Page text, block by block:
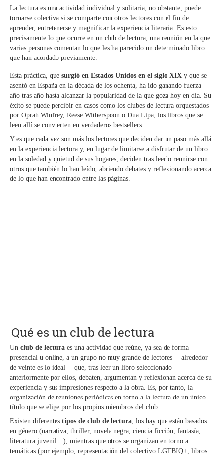
La lectura es una actividad individual y solitaria; no obstante, puede
tornarse colectiva si se comparte con otros lectores con el fin de
aprender, entretenerse y magnificar la experiencia literaria. Es esto
precisamente lo que ocurre en un club de lectura, una reunión en la que
varias personas comentan lo que les ha parecido un determinado libro
que han acordado previamente.
Esta práctica, que surgió en Estados Unidos en el siglo XIX y que se
asentó en España en la década de los ochenta, ha ido ganando fuerza
año tras año hasta alcanzar la popularidad de la que goza hoy en día. Su
éxito se puede percibir en casos como los clubes de lectura orquestados
por Oprah Winfrey, Reese Witherspoon o Dua Lipa; los libros que se
leen allí se convierten en verdaderos bestsellers.
Y es que cada vez son más los lectores que deciden dar un paso más allá
en la experiencia lectora y, en lugar de limitarse a disfrutar de un libro
en la soledad y quietud de sus hogares, deciden tras leerlo reunirse con
otros que también lo han leído, abriendo debates y reflexionando acerca
de lo que han encontrado entre las páginas.
Qué es un club de lectura
Un club de lectura es una actividad que reúne, ya sea de forma
presencial u online, a un grupo no muy grande de lectores —alrededor
de veinte es lo ideal— que, tras leer un libro seleccionado
anteriormente por ellos, debaten, argumentan y reflexionan acerca de su
experiencia y sus impresiones respecto a la obra. Es, por tanto, la
organización de reuniones periódicas en torno a la lectura de un único
título que se elige por los propios miembros del club.
Existen diferentes tipos de club de lectura; los hay que están basados
en género (narrativa, thriller, novela negra, ciencia ficción, fantasía,
literatura juvenil…), mientras que otros se organizan en torno a
temáticas (por ejemplo, representación del colectivo LGTBIQ+, libros